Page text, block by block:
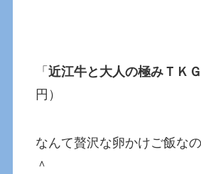
「近江牛と大人の極みＴＫＧ
円）
なんて贅沢な卵かけご飯な
＾